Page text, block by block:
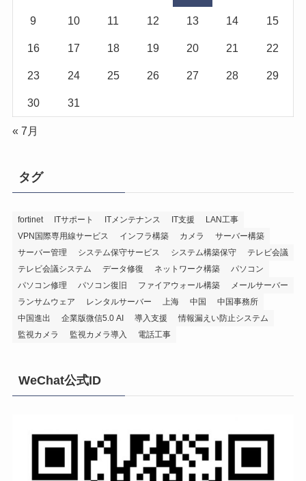
9 10 11 12 13 14 15
16 17 18 19 20 21 22
23 24 25 26 27 28 29
30 31
« 7月
タグ
fortinet ITサポート ITメンテナンス IT支援
LAN工事
VPN国際専用線サービス
インフラ構築 カメラ
サーバー構築
サーバー管理
システム保守サービス システム構築保守
テレビ会議
テレビ会議システム
データ修復 ネットワーク構築
パソコン
パソコン修理
パソコン復旧 ファイアウォール構築
メールサーバー
ランサムウェア
レンタルサーバー 上海 中国
中国事務所
中国進出
企業版微信5.0 AI 導入支援
情報漏えい防止システム
監視カメラ
監視カメラ導入 電話工事
WeChat公式ID